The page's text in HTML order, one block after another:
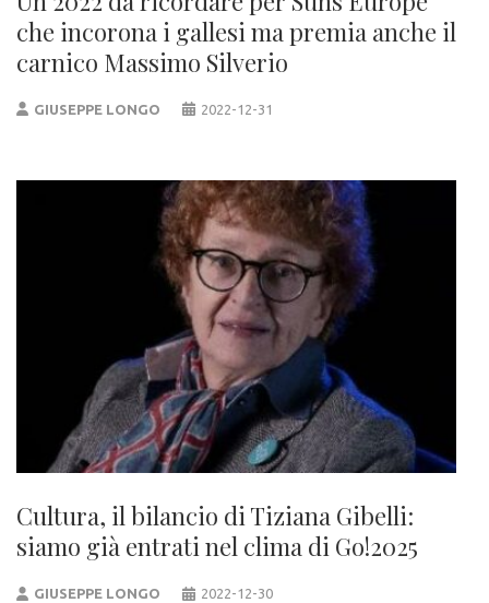
che incorona i gallesi ma premia anche il
carnico Massimo Silverio
GIUSEPPE LONGO 2022-12-31
Cultura, il bilancio di Tiziana Gibelli:
siamo già entrati nel clima di Go!2025
GIUSEPPE LONGO 2022-12-30